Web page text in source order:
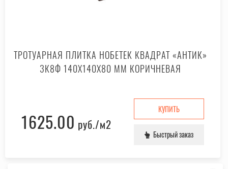
ТРОТУАРНАЯ ПЛИТКА НОБЕТЕК КВАДРАТ «АНТИК»
3К8Ф 140X140X80 ММ КОРИЧНЕВАЯ
1625.00 руб./м2
КУПИТЬ
Быстрый заказ